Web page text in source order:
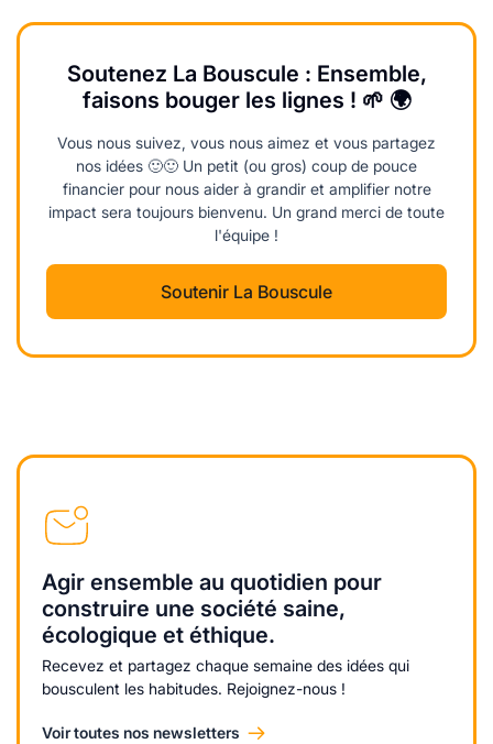
Soutenez La Bouscule : Ensemble,
faisons bouger les lignes ! 🌱 🌍
Vous nous suivez, vous nous aimez et vous partagez
nos idées 🙂🙂 Un petit (ou gros) coup de pouce
financier pour nous aider à grandir et amplifier notre
impact sera toujours bienvenu. Un grand merci de toute
l'équipe !
Soutenir La Bouscule
Agir ensemble au quotidien pour
construire une société saine,
écologique et éthique.
Recevez et partagez chaque semaine des idées qui
bousculent les habitudes. Rejoignez-nous !
Voir toutes nos newsletters